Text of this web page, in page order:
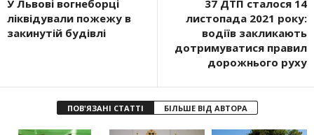
У Львові вогнеборці
ліквідували пожежу в
закинутій будівлі
37 ДТП сталося 14
листопада 2021 року:
водіїв закликають
дотримуватися правил
дорожнього руху
ПОВ'ЯЗАНІ СТАТТІ БІЛЬШЕ ВІД АВТОРА